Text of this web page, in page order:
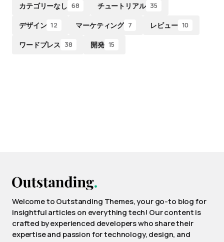
カテゴリーなし 68 チュートリアル 35
デザイン 12 マーケティング 7 レビュー 10
ワードプレス 38 開発 15
Welcome to Outstanding Themes, your go-to blog for
insightful articles on everything tech! Our content is
crafted by experienced developers who share their
expertise and passion for technology, design, and